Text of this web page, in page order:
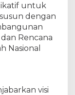
untuk
dengan
Rencana
Nasional
visi